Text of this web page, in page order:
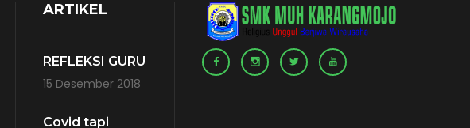
ARTIKEL
REFLEKSI GURU
15 Desember 2018
Covid tapi